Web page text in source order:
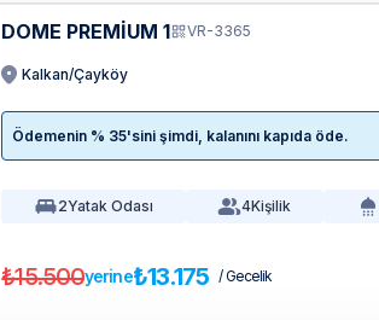
DOME PREMİUM 1 VR-3365
Kalkan/Çayköy
Ödemenin % 35'sini şimdi, kalanını kapıda öde.
2Yatak Odası 4Kişilik
₺15.500yerine₺13.175 / Gecelik